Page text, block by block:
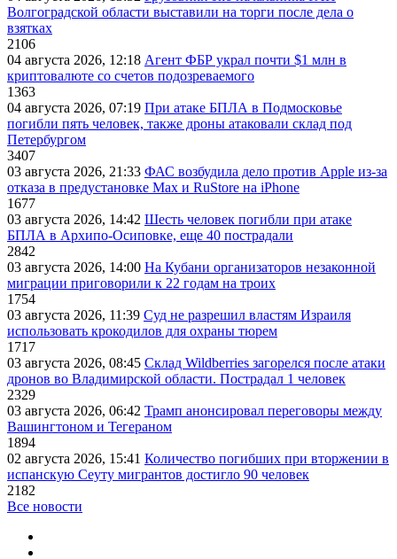
Волгоградской области выставили на торги после дела о
взятках
2106
04 августа 2026, 12:18 Агент ФБР украл почти $1 млн в
криптовалюте со счетов подозреваемого
1363
04 августа 2026, 07:19 При атаке БПЛА в Подмосковье
погибли пять человек, также дроны атаковали склад под
Петербургом
3407
03 августа 2026, 21:33 ФАС возбудила дело против Apple из-за
отказа в предустановке Max и RuStore на iPhone
1677
03 августа 2026, 14:42 Шесть человек погибли при атаке
БПЛА в Архипо-Осиповке, еще 40 пострадали
2842
03 августа 2026, 14:00 На Кубани организаторов незаконной
миграции приговорили к 22 годам на троих
1754
03 августа 2026, 11:39 Суд не разрешил властям Израиля
использовать крокодилов для охраны тюрем
1717
03 августа 2026, 08:45 Склад Wildberries загорелся после атаки
дронов во Владимирской области. Пострадал 1 человек
2329
03 августа 2026, 06:42 Трамп анонсировал переговоры между
Вашингтоном и Тегераном
1894
02 августа 2026, 15:41 Количество погибших при вторжении в
испанскую Сеуту мигрантов достигло 90 человек
2182
Все новости